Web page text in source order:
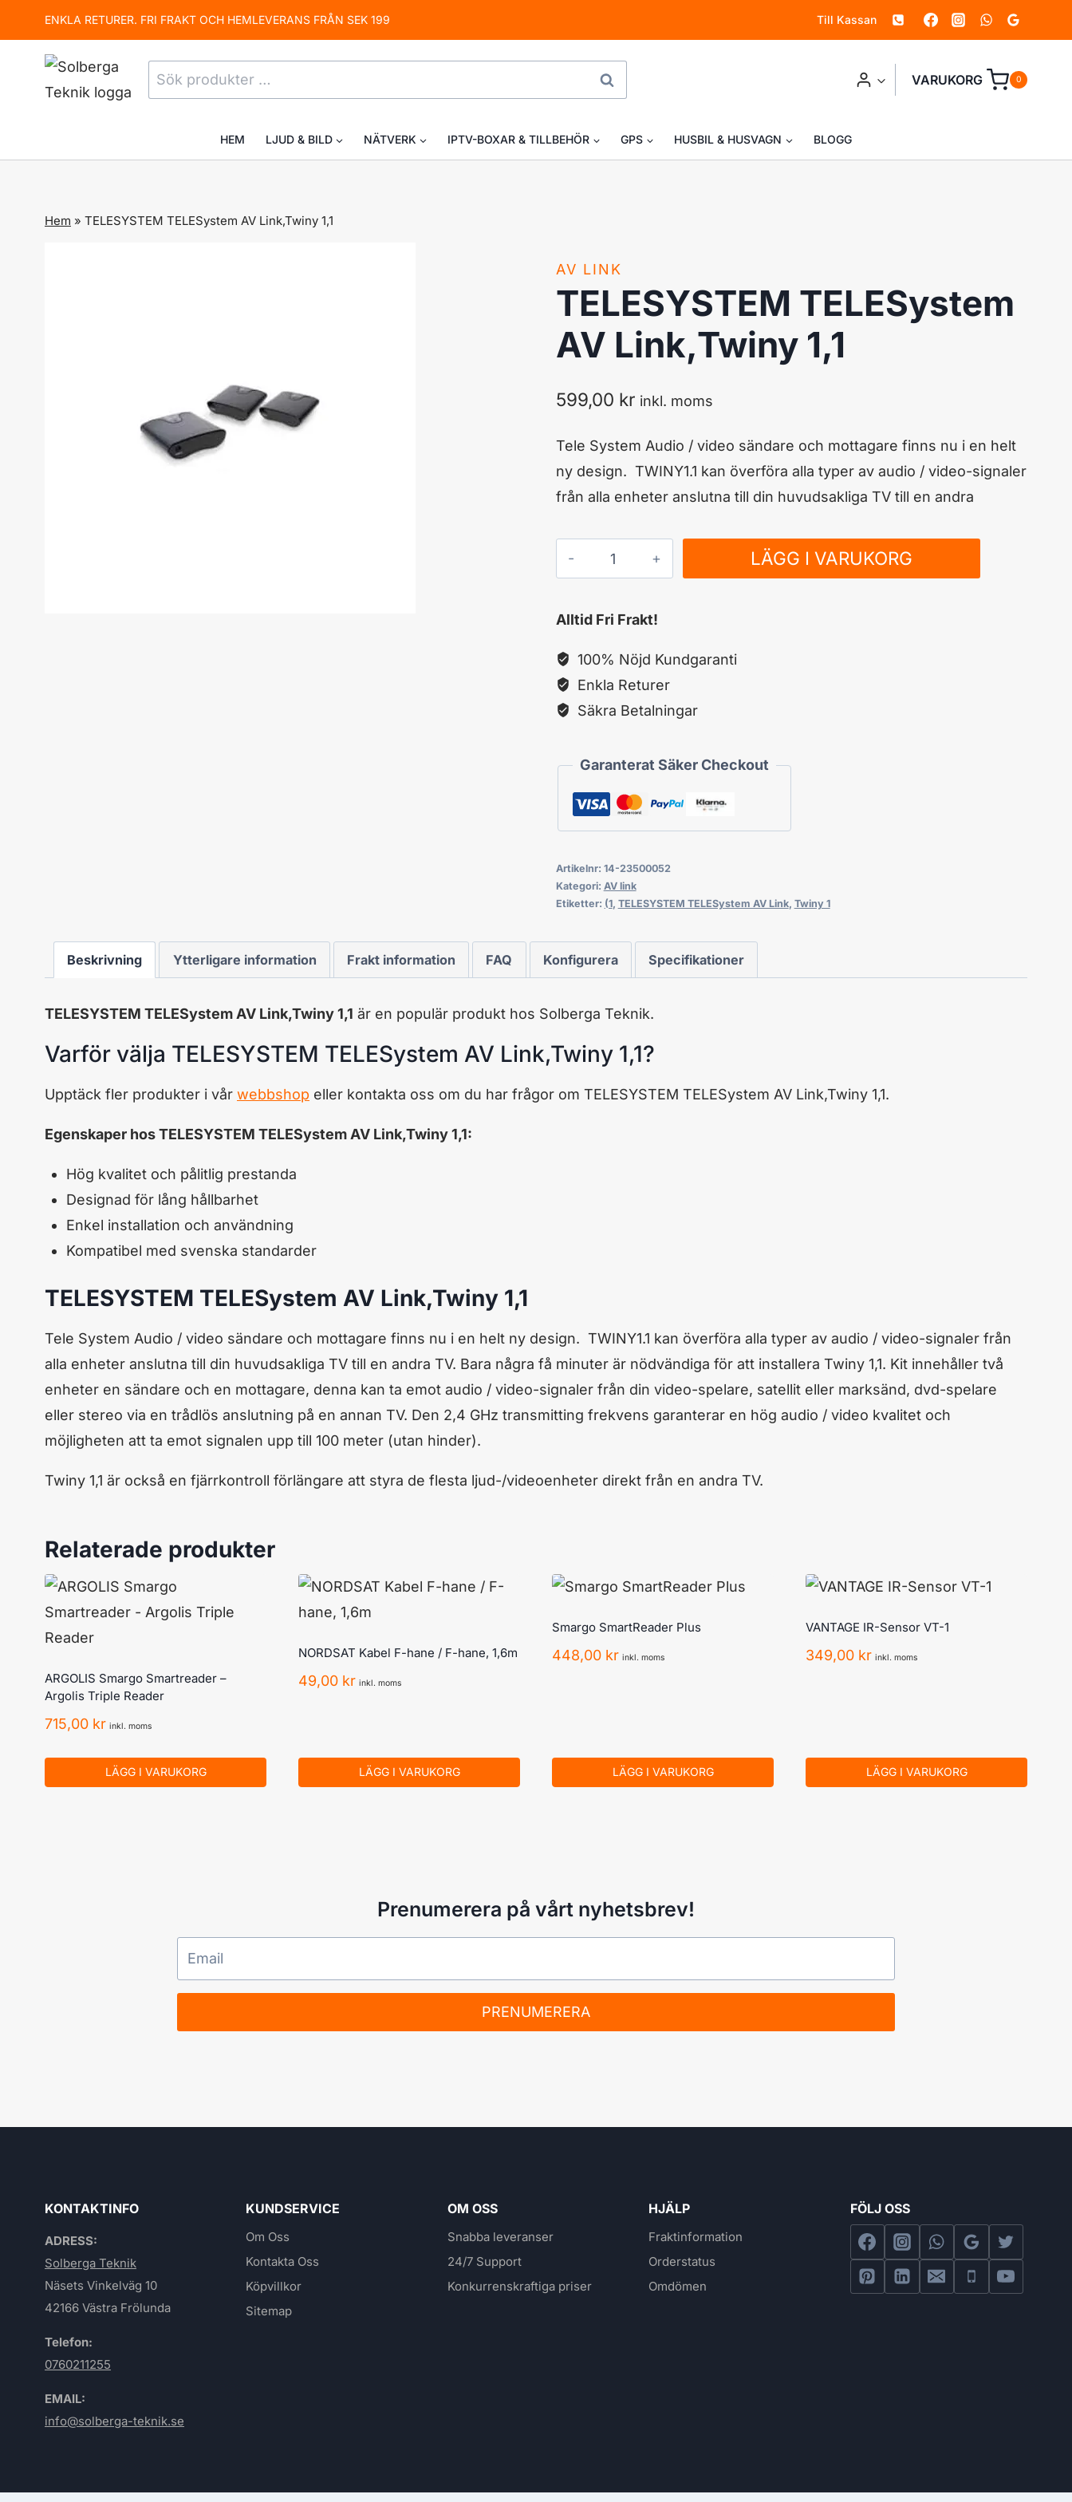
to
content
ENKLA RETURER. FRI FRAKT OCH HEMLEVERANS FRÅN SEK 199 Till Kassan
Sök
efter:
SÖK VARUKORG 0
HEM LJUD & BILD NÄTVERK IPTV-BOXAR & TILLBEHÖR GPS HUSBIL & HUSVAGN BLOGG
Hem » TELESYSTEM TELESystem AV Link,Twiny 1,1
AV LINK
TELESYSTEM TELESystem
AV Link,Twiny 1,1
599,00 kr inkl. moms
Tele System Audio / video sändare och mottagare finns nu i en helt
ny design. TWINY1.1 kan överföra alla typer av audio / video-signaler
från alla enheter anslutna till din huvudsakliga TV till en andra
TELESYSTEM
TELESystem
Link,Twiny
1,1
mängd
LÄGG I VARUKORG
Alltid Fri Frakt!
100% Nöjd Kundgaranti
Enkla Returer
Säkra Betalningar
Garanterat Säker Checkout
Artikelnr: 14-23500052
Kategori: AV link
Etiketter: (1, TELESYSTEM TELESystem AV Link, Twiny 1
Beskrivning Ytterligare information Frakt information FAQ Konfigurera Specifikationer
TELESYSTEM TELESystem AV Link,Twiny 1,1 är en populär produkt hos Solberga Teknik.
Varför välja TELESYSTEM TELESystem AV Link,Twiny 1,1?
Upptäck fler produkter i vår webbshop eller kontakta oss om du har frågor om TELESYSTEM TELESystem AV Link,Twiny 1,1.
Egenskaper hos TELESYSTEM TELESystem AV Link,Twiny 1,1:
Hög kvalitet och pålitlig prestanda
Designad för lång hållbarhet
Enkel installation och användning
Kompatibel med svenska standarder
TELESYSTEM TELESystem AV Link,Twiny 1,1
Tele System Audio / video sändare och mottagare finns nu i en helt ny design. TWINY1.1 kan överföra alla typer av audio / video-signaler från
alla enheter anslutna till din huvudsakliga TV till en andra TV. Bara några få minuter är nödvändiga för att installera Twiny 1,1. Kit innehåller två
enheter en sändare och en mottagare, denna kan ta emot audio / video-signaler från din video-spelare, satellit eller marksänd, dvd-spelare
eller stereo via en trådlös anslutning på en annan TV. Den 2,4 GHz transmitting frekvens garanterar en hög audio / video kvalitet och
möjligheten att ta emot signalen upp till 100 meter (utan hinder).
Twiny 1,1 är också en fjärrkontroll förlängare att styra de flesta ljud-/videoenheter direkt från en andra TV.
Relaterade produkter
ARGOLIS Smargo Smartreader –
Argolis Triple Reader
715,00 kr inkl. moms
LÄGG I VARUKORG
NORDSAT Kabel F-hane / F-hane, 1,6m
49,00 kr inkl. moms
LÄGG I VARUKORG
Smargo SmartReader Plus
448,00 kr inkl. moms
LÄGG I VARUKORG
VANTAGE IR-Sensor VT-1
349,00 kr inkl. moms
LÄGG I VARUKORG
Prenumerera på vårt nyhetsbrev!
PRENUMERERA
KONTAKTINFO
ADRESS:
Solberga Teknik
Näsets Vinkelväg 10
42166 Västra Frölunda
Telefon:
0760211255
EMAIL:
info@solberga-teknik.se
KUNDSERVICE
Om Oss
Kontakta Oss
Köpvillkor
Sitemap
OM OSS
Snabba leveranser
24/7 Support
Konkurrenskraftiga priser
HJÄLP
Fraktinformation
Orderstatus
Omdömen
FÖLJ OSS